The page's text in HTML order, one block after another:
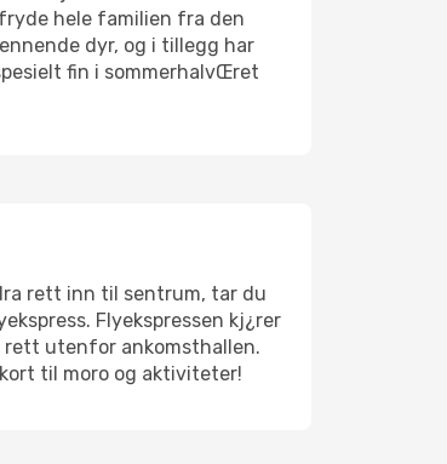
hele familien fra den
dyr, og i tillegg har
fin i sommerhalvŒret
rett inn til sentrum, tar du
Flyekspressen kj¿rer
rett utenfor ankomsthallen.
til moro og aktiviteter!